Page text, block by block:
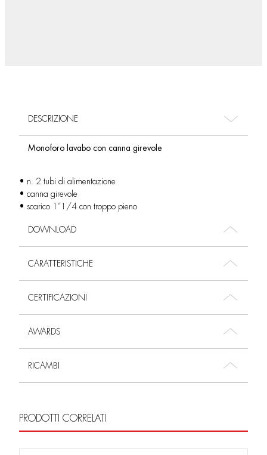
DESCRIZIONE
Monoforo lavabo con canna girevole
• n. 2 tubi di alimentazione
• canna girevole
• scarico 1”1/4 con troppo pieno
DOWNLOAD
CARATTERISTICHE
CERTIFICAZIONI
AWARDS
RICAMBI
PRODOTTI CORRELATI